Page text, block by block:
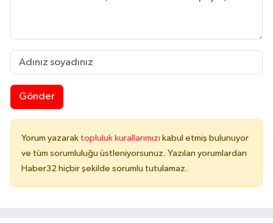
Gönder
Yorum yazarak topluluk kurallarımızı kabul etmiş bulunuyor
ve tüm sorumluluğu üstleniyorsunuz. Yazılan yorumlardan
Haber32 hiçbir şekilde sorumlu tutulamaz.